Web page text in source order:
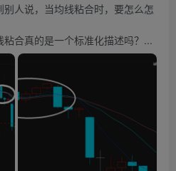
人说，当均线粘合时，要怎么怎
合真的是一个标准化描述吗？...